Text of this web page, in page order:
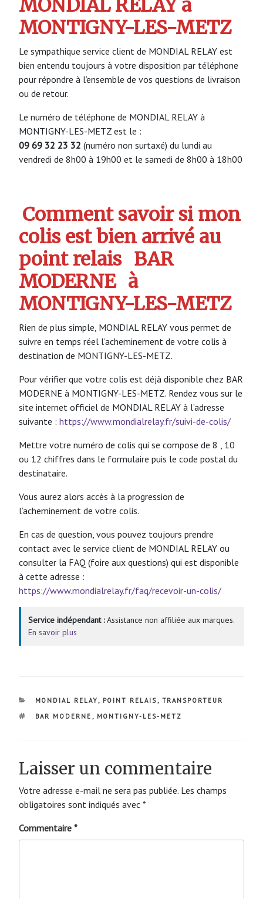
MONDIAL RELAY à
MONTIGNY-LES-METZ
Le sympathique service client de MONDIAL RELAY est
bien entendu toujours à votre disposition par téléphone
pour répondre à l’ensemble de vos questions de livraison
ou de retour.
Le numéro de téléphone de MONDIAL RELAY à
MONTIGNY-LES-METZ est le :
09 69 32 23 32 (numéro non surtaxé) du lundi au
vendredi de 8h00 à 19h00 et le samedi de 8h00 à 18h00
Comment savoir si mon
colis est bien arrivé au
point relais BAR
MODERNE à
MONTIGNY-LES-METZ
Rien de plus simple, MONDIAL RELAY vous permet de
suivre en temps réel l’acheminement de votre colis à
destination de MONTIGNY-LES-METZ.
Pour vérifier que votre colis est déjà disponible chez BAR
MODERNE à MONTIGNY-LES-METZ. Rendez vous sur le
site internet officiel de MONDIAL RELAY à l’adresse
suivante : https://www.mondialrelay.fr/suivi-de-colis/
Mettre votre numéro de colis qui se compose de 8 , 10
ou 12 chiffres dans le formulaire puis le code postal du
destinataire.
Vous aurez alors accès à la progression de
l’acheminement de votre colis.
En cas de question, vous pouvez toujours prendre
contact avec le service client de MONDIAL RELAY ou
consulter la FAQ (foire aux questions) qui est disponible
à cette adresse :
https://www.mondialrelay.fr/faq/recevoir-un-colis/
Service indépendant :Assistance non affiliée aux marques.
En savoir plus
CATÉGORIES
MONDIAL RELAY , POINT RELAIS , TRANSPORTEUR
ÉTIQUETTES
BAR MODERNE , MONTIGNY-LES-METZ
Laisser un commentaire
Votre adresse e-mail ne sera pas publiée. Les champs
obligatoires sont indiqués avec *
Commentaire *